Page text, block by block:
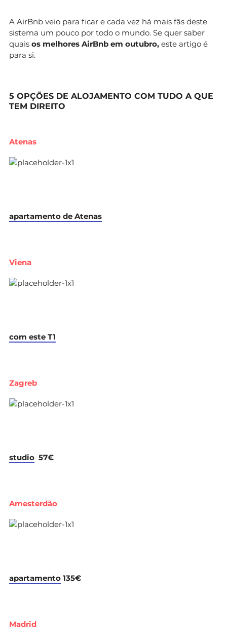
A AirBnb veio para ficar e cada vez há mais fãs deste
sistema um pouco por todo o mundo. Se quer saber
quais os melhores AirBnb em outubro, este artigo é
para si.
5 OPÇÕES DE ALOJAMENTO COM TUDO A QUE
TEM DIREITO
Atenas
apartamento de Atenas
Viena
com este T1
Zagreb
studio 57€
Amesterdão
apartamento 135€
Madrid